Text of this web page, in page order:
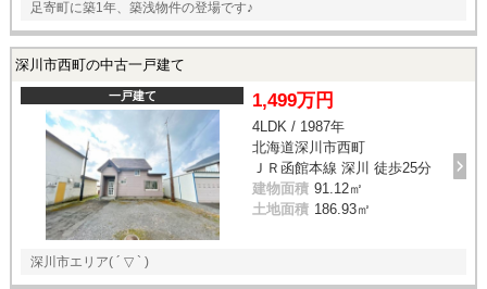
足寄町に築1年、築浅物件の登場です♪
深川市西町の中古一戸建て
一戸建て 1,499万円
4LDK / 1987年
北海道深川市西町
ＪＲ函館本線 深川 徒歩25分
建物面積 91.12㎡
土地面積 186.93㎡
深川市エリア( ´ ▽ ` )